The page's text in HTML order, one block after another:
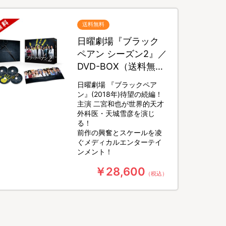
送料無料
日曜劇場『ブラック
ペアン シーズン2』／
DVD-BOX（送料無
料・6枚組）
日曜劇場 『ブラックペア
ン』(2018年)待望の続編！
主演 二宮和也が世界的天才
外科医・天城雪彦を演じ
る！
前作の興奮とスケールを凌
ぐメディカルエンターテイ
ンメント！
￥28,600 （税込）